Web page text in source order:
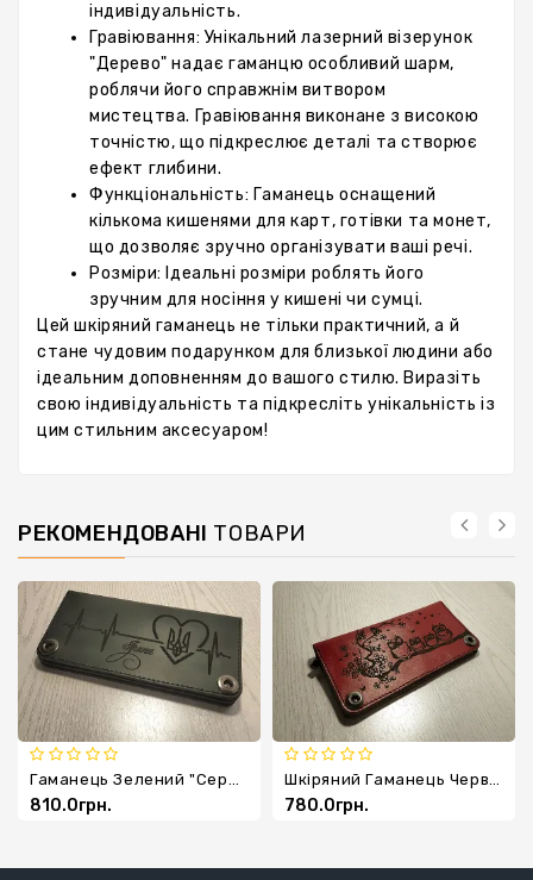
індивідуальність.
Гравіювання: Унікальний лазерний візерунок
"Дерево" надає гаманцю особливий шарм,
роблячи його справжнім витвором
мистецтва. Гравіювання виконане з високою
точністю, що підкреслює деталі та створює
ефект глибини.
Функціональність: Гаманець оснащений
кількома кишенями для карт, готівки та монет,
що дозволяє зручно організувати ваші речі.
Розміри: Ідеальні розміри роблять його
зручним для носіння у кишені чи сумці.
Цей шкіряний гаманець не тільки практичний, а й
стане чудовим подарунком для близької людини або
ідеальним доповненням до вашого стилю. Виразіть
свою індивідуальність та підкресліть унікальність із
цим стильним аксесуаром!
РЕКОМЕНДОВАНІ ТОВАРИ
810.0грн. 780.0грн.